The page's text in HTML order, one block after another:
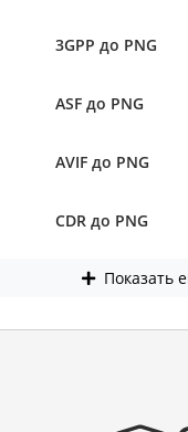
3GPP до PNG
ASF до PNG
AVIF до PNG
CDR до PNG
Показать